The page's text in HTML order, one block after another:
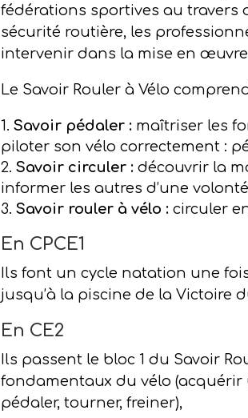
fédérations sportives au travers
sécurité routière, les
intervenir dans la mise en
Le Savoir Rouler à Vélo
Savoir pédaler : maîtriser les
piloter son vélo correctement :
Savoir circuler : découvrir la
informer les autres d’une
Savoir rouler à vélo : circuler
En CPCE1
Ils font un cycle natation une
jusqu’à la piscine de la Victoire
En CE2
Ils passent le bloc 1 du Savoir
fondamentaux du vélo
pédaler, tourner, freiner),